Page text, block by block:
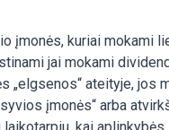
įmonės, kuriai
jai mokami
„elgsenos“ ateityje,
įmonės“ arba